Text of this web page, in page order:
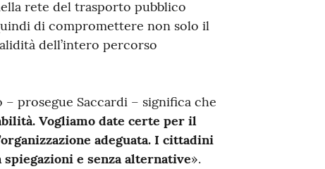
rete del trasporto pubblico
di compromettere non solo il
dell’intero percorso
prosegue Saccardi – significa che
Vogliamo date certe per il
adeguata. I cittadini
e senza alternative».